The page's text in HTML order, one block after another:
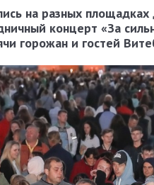
на разных
концерт «За
горожан и гостей